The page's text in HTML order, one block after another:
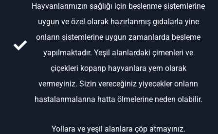
Hayvanlarımızın sağlığı için beslenme sistemlerine
uygun ve özel olarak hazırlanmış gıdalarla yine
onların sistemlerine uygun zamanlarda besleme
yapılmaktadır. Yeşil alanlardaki çimenleri ve
çiçekleri koparıp hayvanlara yem olarak
vermeyiniz. Sizin vereceğiniz yiyecekler onların
hastalanmalarına hatta ölmelerine neden olabilir.
Yollara ve yeşil alanlara çöp atmayınız.